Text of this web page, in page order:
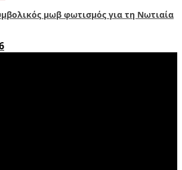
μωβ φωτισμός για τη Νωτιαία